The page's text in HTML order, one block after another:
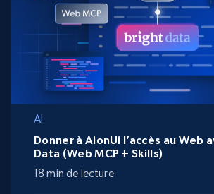
AI
Donner à AionUi l’accès au Web
Data (Web MCP + Skills)
18 min de lecture